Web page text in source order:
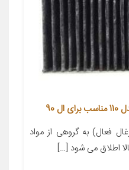
90
فعال) به گروهی از مواد
اطلاق می شود […]